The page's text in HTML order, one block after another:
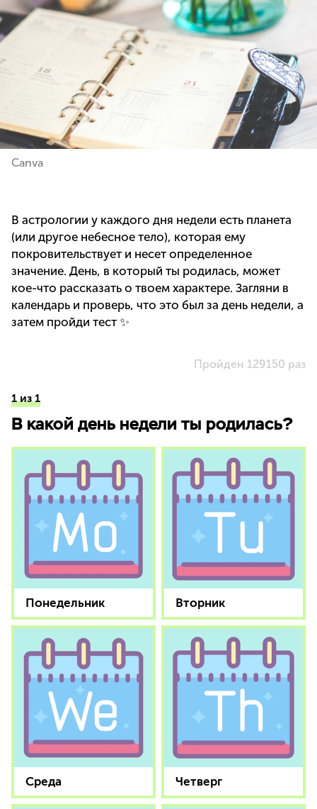
Canva
В астрологии у каждого дня недели есть планета
(или другое небесное тело), которая ему
покровительствует и несет определенное
значение. День, в который ты родилась, может
кое-что рассказать о твоем характере. Загляни в
календарь и проверь, что это был за день недели, а
затем пройди тест ✨
Пройден 129150 раз
1 из 1
В какой день недели ты родилась?
Понедельник Вторник
Среда Четверг